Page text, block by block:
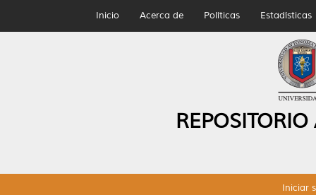
Inicio Acerca de Políticas Estadísticas
Iniciar